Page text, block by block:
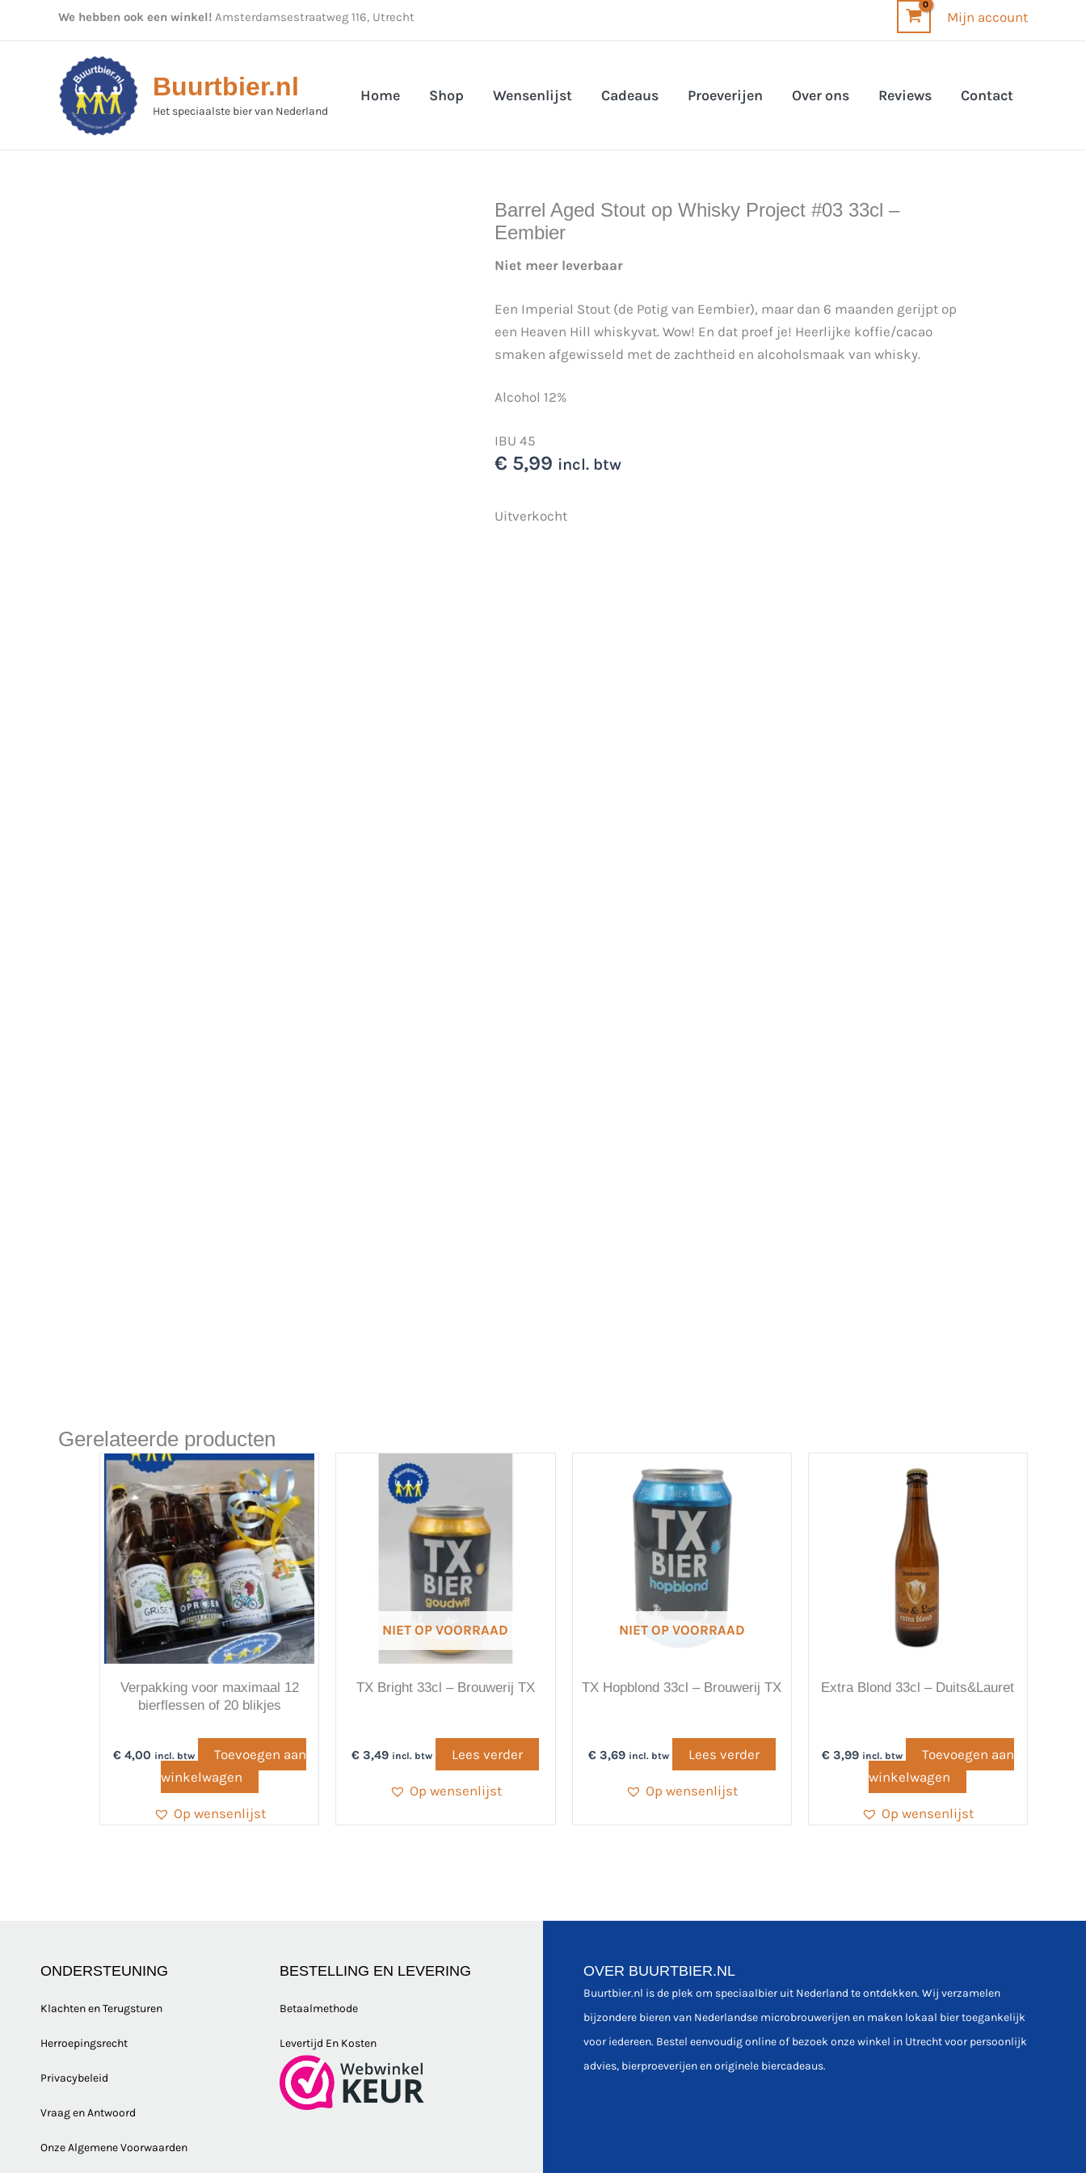
We hebben ook een winkel! Amsterdamsestraatweg 116, Utrecht Mijn account
Buurtbier.nl
Het speciaalste bier van Nederland
Home Shop Wensenlijst Cadeaus Proeverijen Over ons Reviews Contact
Barrel Aged Stout op Whisky Project #03 33cl –
Eembier
Niet meer leverbaar
Een Imperial Stout (de Potig van Eembier), maar dan 6 maanden gerijpt op
een Heaven Hill whiskyvat. Wow! En dat proef je! Heerlijke koffie/cacao
smaken afgewisseld met de zachtheid en alcoholsmaak van whisky.
Alcohol 12%
IBU 45
€ 5,99 incl. btw
Uitverkocht
Gerelateerde producten
Verpakking voor maximaal 12
bierflessen of 20 blikjes
€4,00 incl. btw
Toevoegen aan
winkelwagen
Op wensenlijst
NIET OP VOORRAAD
TX Bright 33cl – Brouwerij TX
€ 3,49 incl. btw Lees verder
Op wensenlijst
NIET OP VOORRAAD
TX Hopblond 33cl – Brouwerij TX
€3,69 incl. btw Lees verder
Op wensenlijst
Extra Blond 33cl – Duits&Lauret
€3,99 incl. btw
Toevoegen aan
winkelwagen
Op wensenlijst
ONDERSTEUNING
Klachten en Terugsturen
Herroepingsrecht
Privacybeleid
Vraag en Antwoord
Onze Algemene Voorwaarden
BESTELLING EN LEVERING
Betaalmethode
Levertijd En Kosten
OVER BUURTBIER.NL
Buurtbier.nl is de plek om speciaalbier uit Nederland te ontdekken. Wij verzamelen
bijzondere bieren van Nederlandse microbrouwerijen en maken lokaal bier toegankelijk
voor iedereen. Bestel eenvoudig online of bezoek onze winkel in Utrecht voor persoonlijk
advies, bierproeverijen en originele biercadeaus.